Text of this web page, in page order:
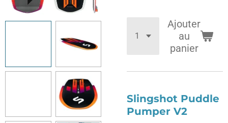
Ajouter
au
panier
Slingshot Puddle
Pumper V2